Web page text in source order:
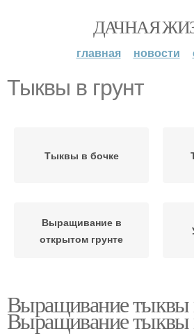
ДАЧНАЯ
главная новости
Тыквы в грунт
Тыквы в бочке
Выращивание в
открытом грунте
Тыквы от а
Выращивание тыквы
Выращивание тыквы